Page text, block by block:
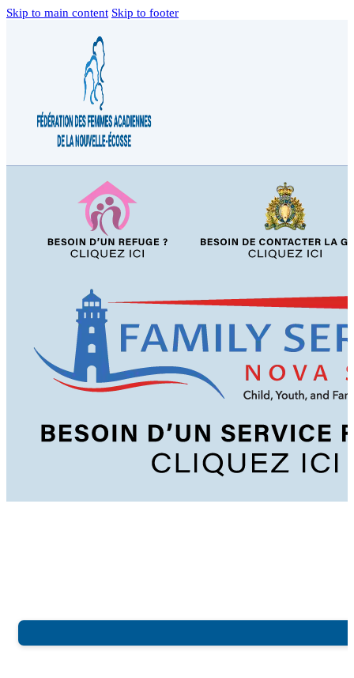
Skip to main content Skip to footer